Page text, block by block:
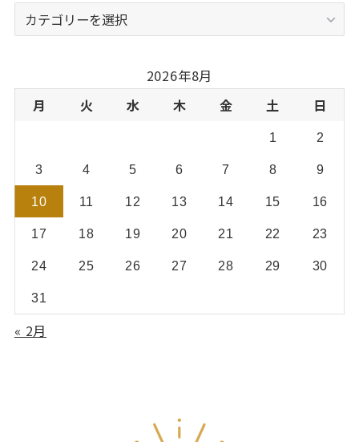
テ
ー
2026年8月
月
火 水 木 金 土 日
1 2
3 4 5 6 7 8 9
10 11 12 13 14 15 16
17 18 19 20 21 22 23
24 25 26 27 28 29 30
31
« 2月